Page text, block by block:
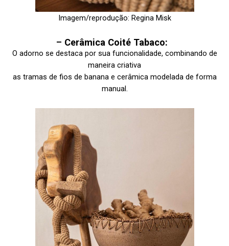
Imagem/reprodução: Regina Misk
– Cerâmica Coité Tabaco:
O adorno se destaca por sua funcionalidade, combinando de
maneira criativa
as tramas de fios de banana e cerâmica modelada de forma
manual.